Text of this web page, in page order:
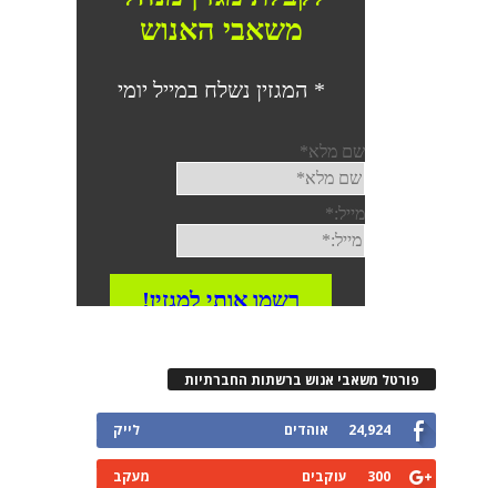
פורטל משאבי אנוש ברשתות החברתיות
24,924 אוהדים לייק
300 עוקבים מעקב